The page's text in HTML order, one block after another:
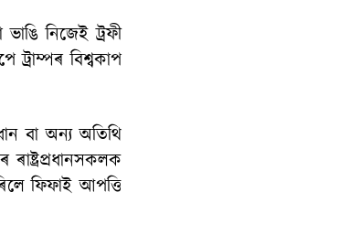
নিজেই ট্ৰফী
ট্ৰাম্পৰ বিশ্বকাপ
বা অন্য অতিথি
ফিফাই আপত্তি